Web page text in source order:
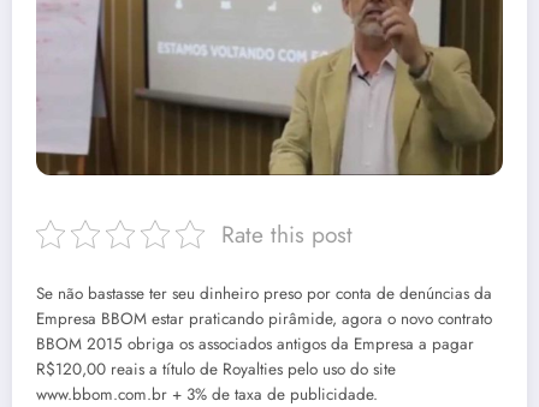
Rate this post
Se não bastasse ter seu dinheiro preso por conta de denúncias da
Empresa BBOM estar praticando pirâmide, agora o novo contrato
BBOM 2015 obriga os associados antigos da Empresa a pagar
R$120,00 reais a título de Royalties pelo uso do site
www.bbom.com.br + 3% de taxa de publicidade.